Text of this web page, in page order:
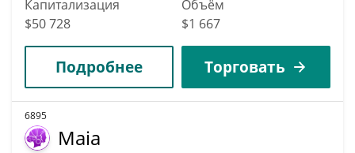
Капитализация
$50 728
Объём
$1 667
Подробнее Торговать
6895
Maia